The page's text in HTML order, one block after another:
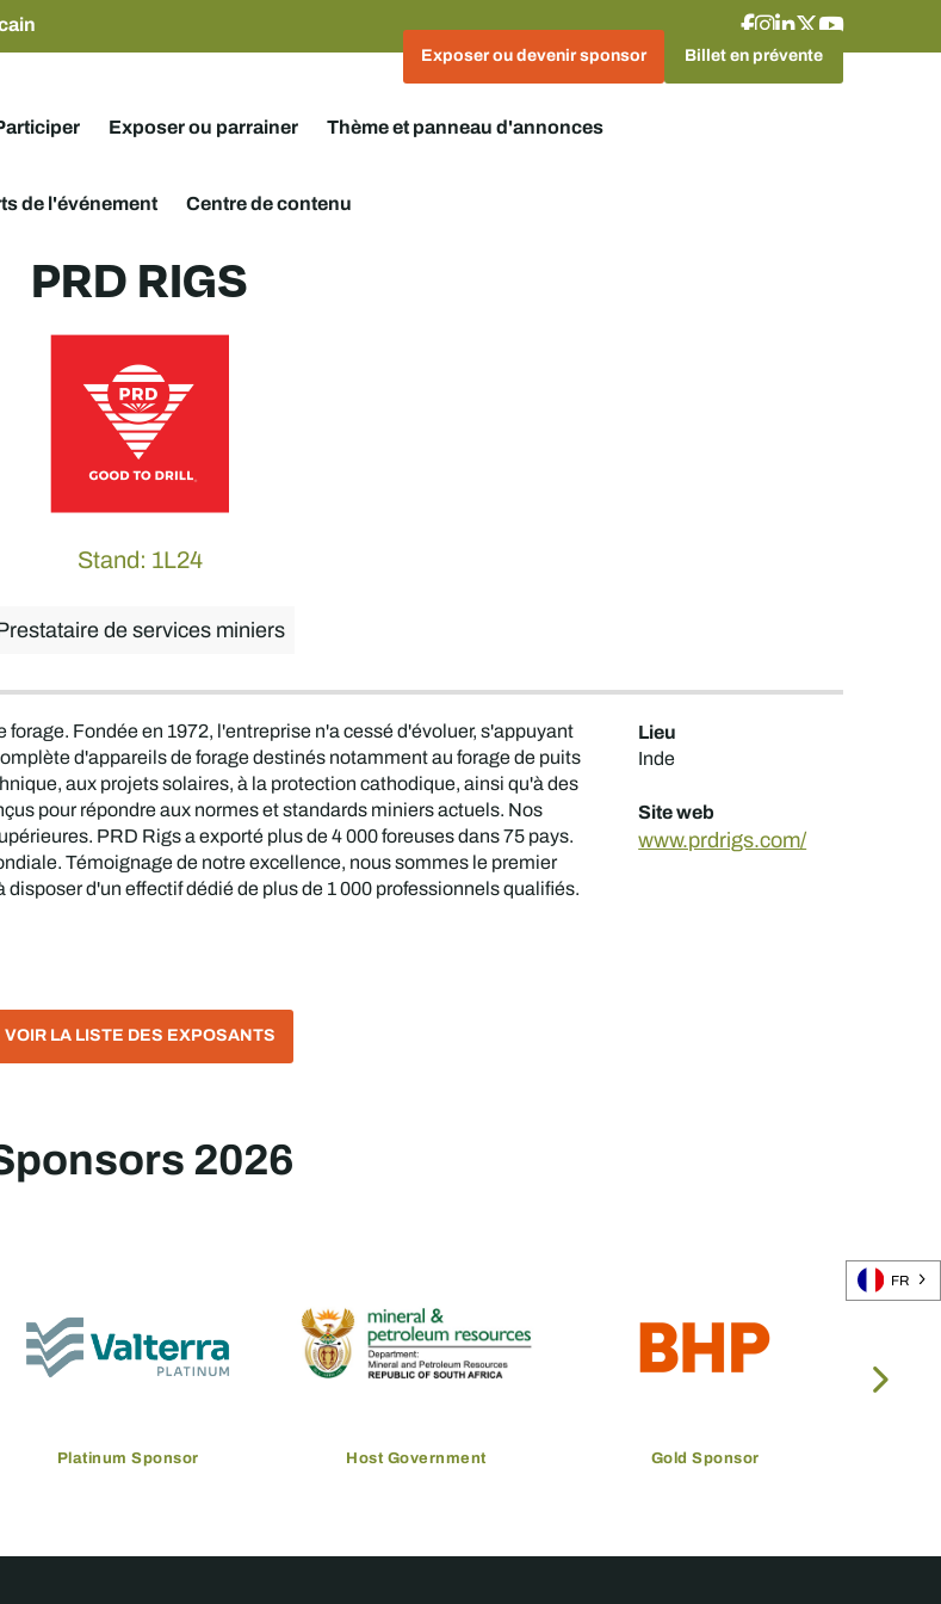
Exposer ou devenir sponsor Billet en prévente
Exposer ou parrainer Thème et panneau d'annonces
de l'événement Centre de contenu
PRD RIGS
Stand: 1L24
de services miniers
Fondée en 1972, l'entreprise n'a cessé d'évoluer, s'appuyant
d'appareils de forage destinés notamment au forage de puits
aux projets solaires, à la protection cathodique, ainsi qu'à des
pour répondre aux normes et standards miniers actuels. Nos
PRD Rigs a exporté plus de 4 000 foreuses dans 75 pays.
Témoignage de notre excellence, nous sommes le premier
d'un effectif dédié de plus de 1 000 professionnels qualifiés.
Lieu
Inde
Site web
www.prdrigs.com/
VOIR LA LISTE DES EXPOSANTS
2026
Platinum Sponsor Host Government Gold Sponsor
FR